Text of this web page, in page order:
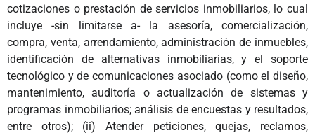
cotizaciones o prestación de servicios inmobiliarios, lo cual
incluye -sin limitarse a- la asesoría, comercialización,
compra, venta, arrendamiento, administración de inmuebles,
identificación de alternativas inmobiliarias, y el soporte
tecnológico y de comunicaciones asociado (como el diseño,
mantenimiento, auditoría o actualización de sistemas y
programas inmobiliarios; análisis de encuestas y resultados,
entre otros); (ii) Atender peticiones, quejas, reclamos,